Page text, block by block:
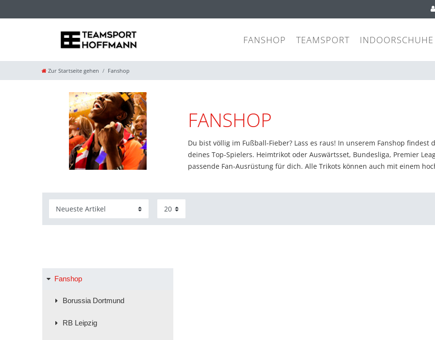
FANSHOP TEAMSPORT INDOORSCHUHE
Zur Startseite gehen Fanshop
FANSHOP
Du bist völlig im Fußball-Fieber? Lass es raus! In unserem Fanshop
deines Top-Spielers. Heimtrikot oder Auswärtsset, Bundesliga, Premier
passende Fan-Ausrüstung für dich. Alle Trikots können auch mit einem
Fanshop
Borussia Dortmund
RB Leipzig